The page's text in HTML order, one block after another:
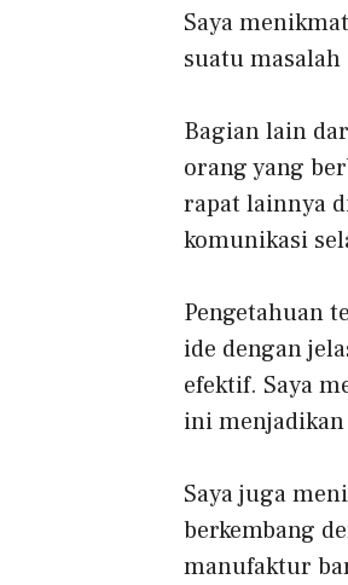
Saya
suatu
Bagian lain
orang yang
rapat lainnya
komunikasi
Pengetahuan
ide dengan
efektif. Saya
ini
Saya juga
berkembang
manufaktur